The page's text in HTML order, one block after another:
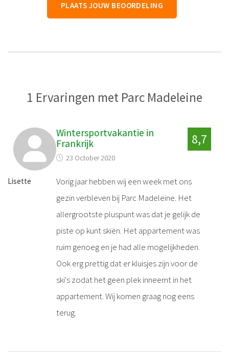
PLAATS JOUW BEOORDELING
1 Ervaringen met Parc Madeleine
Lisette
Wintersportvakantie in
Frankrijk
23 October 2020
8,7
Vorig jaar hebben wij een week met ons
gezin verbleven bij Parc Madeleine. Het
allergrootste pluspunt was dat je gelijk de
piste op kunt skiën. Het appartement was
ruim genoeg en je had alle mogelijkheden.
Ook erg prettig dat er kluisjes zijn voor de
ski's zodat het geen plek inneemt in het
appartement. Wij komen graag nog eens
terug.